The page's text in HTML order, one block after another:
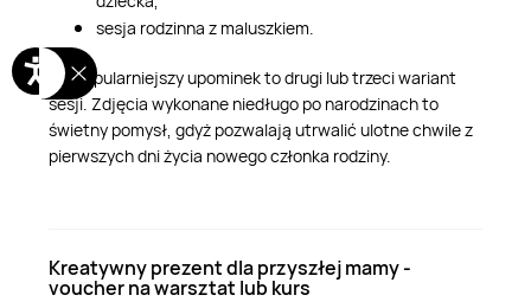
sesja rodzinna z maluszkiem.
Najpopularniejszy upominek to drugi lub trzeci wariant
sesji. Zdjęcia wykonane niedługo po narodzinach to
świetny pomysł, gdyż pozwalają utrwalić ulotne chwile z
pierwszych dni życia nowego członka rodziny.
Kreatywny prezent dla przyszłej mamy -
voucher na warsztat lub kurs